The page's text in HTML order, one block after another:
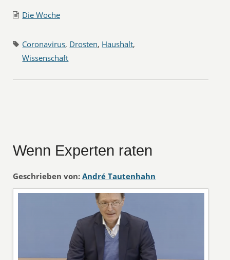
Die Woche
Coronavirus, Drosten, Haushalt,
Wissenschaft
Wenn Experten raten
Geschrieben von: André Tautenhahn